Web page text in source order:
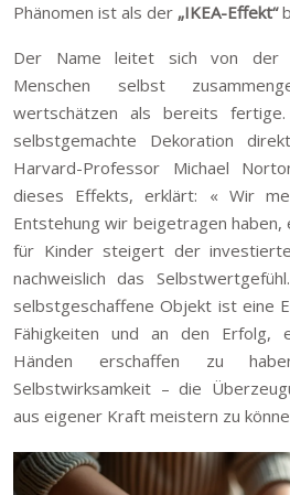
Phänomen ist als der „IKEA-Effekt“
Der Name leitet sich von der
Menschen selbst
wertschätzen als bereits
selbstgemachte Dekoration
Harvard-Professor Michael
dieses Effekts, erklärt: « Wir
Entstehung wir beigetragen haben,
für Kinder steigert der
nachweislich das
selbstgeschaffene Objekt ist eine
Fähigkeiten und an den Erfolg,
Händen erschaffen zu
Selbstwirksamkeit – die
aus eigener Kraft meistern zu